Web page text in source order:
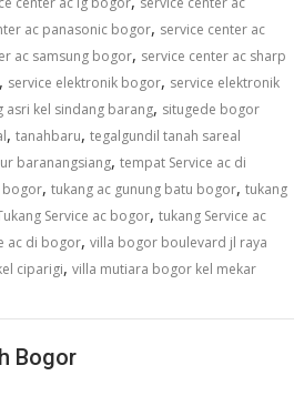
ac panasonic bogor, service center ac
ac samsung bogor, service center ac sharp
, service elektronik bogor, service elektronik
asri kel sindang barang, situgede bogor
,tanahbaru,tegalgundil tanah sareal
baranangsiang,tempat Service ac di
bogor,tukang ac gunung batu bogor,tukang
Service ac bogor,tukang Service ac
ac di bogor,villa bogor boulevard jl raya
ciparigi,villa mutiara bogor kel mekar
Bogor